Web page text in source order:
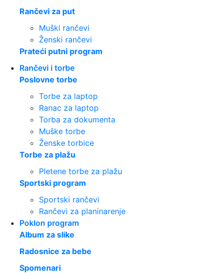
Rančevi za put
Muški rančevi
Ženski rančevi
Prateći putni program
Rančevi i torbe
Poslovne torbe
Torbe za laptop
Ranac za laptop
Torba za dokumenta
Muške torbe
Ženske torbice
Torbe za plažu
Pletene torbe za plažu
Sportski program
Sportski rančevi
Rančevi za planinarenje
Poklon program
Album za slike
Radosnice za bebe
Spomenari